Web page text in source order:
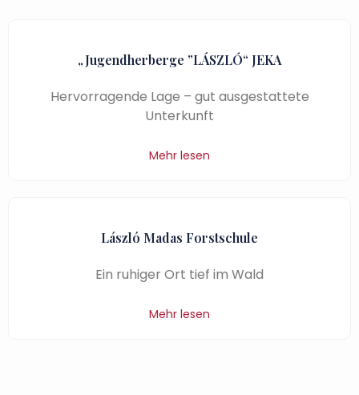
„Jugendherberge ”LÁSZLÓ“ JEKA
Hervorragende Lage – gut ausgestattete
Unterkunft
Mehr lesen
László Madas Forstschule
Ein ruhiger Ort tief im Wald
Mehr lesen